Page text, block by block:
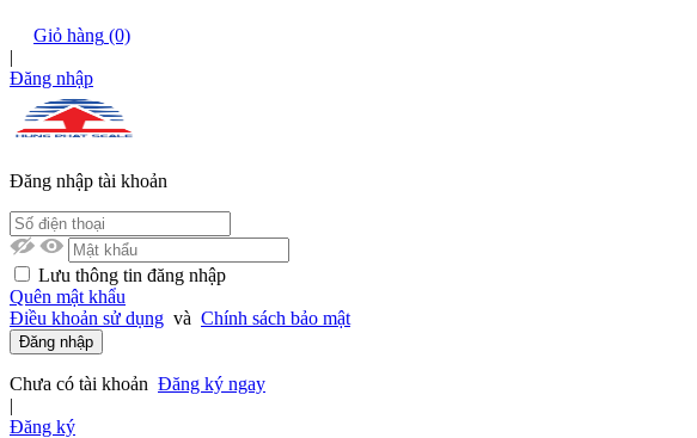
Giỏ hàng (0)
|
Đăng nhập
Đăng nhập tài khoản
Lưu thông tin đăng nhập
Quên mật khẩu
Điều khoản sử dụng và Chính sách bảo mật
Đăng nhập
Chưa có tài khoản Đăng ký ngay
|
Đăng ký